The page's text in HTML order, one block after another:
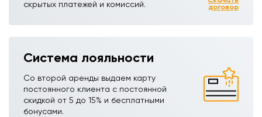
скрытых платежей и комиссий.
договор
Система лояльности
Со второй аренды выдаем карту
постоянного клиента с постоянной
скидкой от 5 до 15% и бесплатными
бонусами.